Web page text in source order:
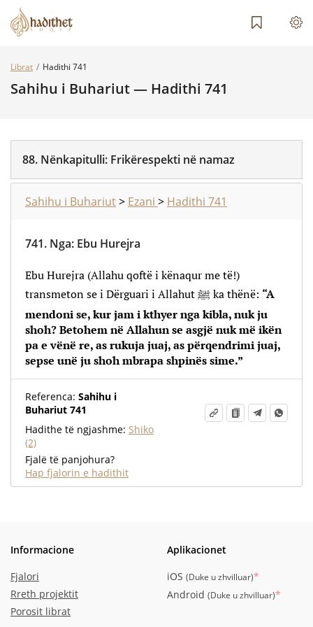
Librat Hadithi 741
Sahihu i Buhariut — Hadithi 741
88. Nënkapitulli: Frikërespekti në namaz
Sahihu i Buhariut> Ezani > Hadithi 741
741. Nga: Ebu Hurejra
Ebu Hurejra (Allahu qoftë i kënaqur me të!)
transmeton se i Dërguari i Allahut ﷺ ka thënë: “A
mendoni se, kur jam i kthyer nga kibla, nuk ju
shoh? Betohem në Allahun se asgjë nuk më ikën
pa e vënë re, as rukuja juaj, as përqendrimi juaj,
sepse unë ju shoh mbrapa shpinës sime.”
Referenca: Sahihu i
Buhariut 741
Hadithe të ngjashme: Shiko
(2)
Fjalë të panjohura?
Hap fjalorin e hadithit
Informacione
Fjalori
Rreth projektit
Porosit librat
Aplikacionet
iOS (Duke u zhvilluar)*
Android (Duke u zhvilluar)*